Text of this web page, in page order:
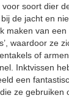
soort dier
de jacht en
maken van
waardoor ze
of
Inktvissen
een
ze